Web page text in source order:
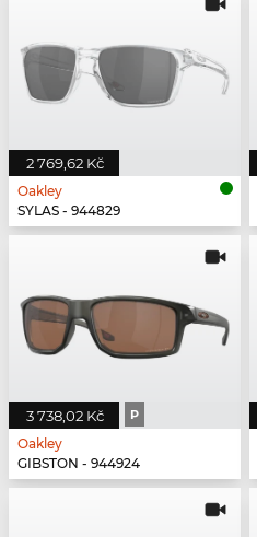
2 769,62 Kč
Oakley
SYLAS - 944829
3 738,02 Kč P
Oakley
GIBSTON - 944924